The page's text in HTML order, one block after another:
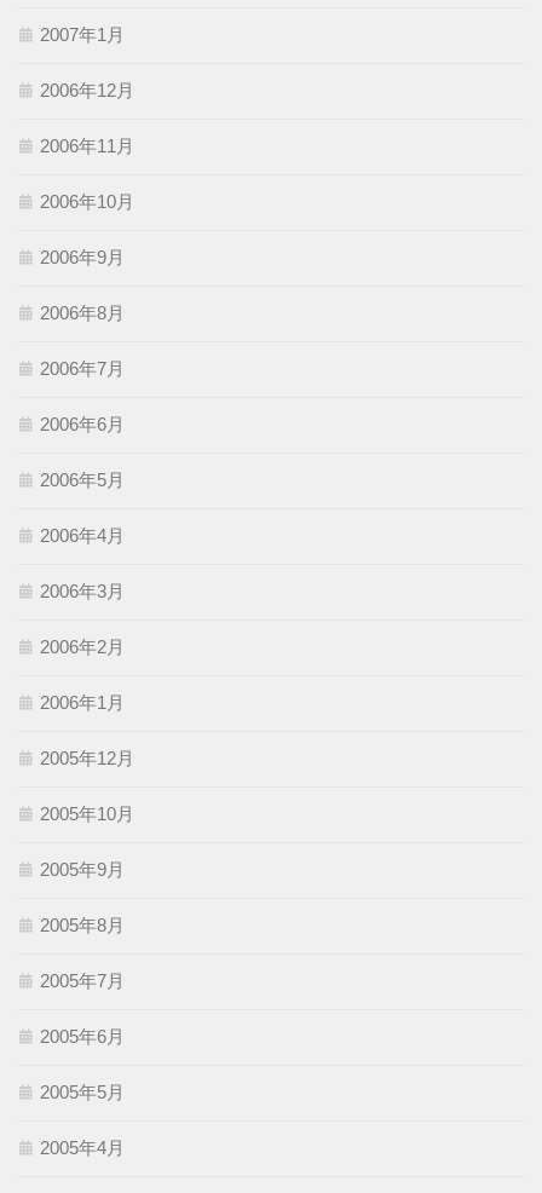
2007年1月
2006年12月
2006年11月
2006年10月
2006年9月
2006年8月
2006年7月
2006年6月
2006年5月
2006年4月
2006年3月
2006年2月
2006年1月
2005年12月
2005年10月
2005年9月
2005年8月
2005年7月
2005年6月
2005年5月
2005年4月